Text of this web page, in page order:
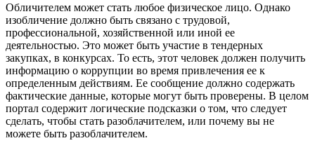
Обличителем может стать любое физическое лицо. Однако
изобличение должно быть связано с трудовой,
профессиональной, хозяйственной или иной ее
деятельностью. Это может быть участие в тендерных
закупках, в конкурсах. То есть, этот человек должен получить
информацию о коррупции во время привлечения ее к
определенным действиям. Ее сообщение должно содержать
фактические данные, которые могут быть проверены. В целом
портал содержит логические подсказки о том, что следует
сделать, чтобы стать разоблачителем, или почему вы не
можете быть разоблачителем.